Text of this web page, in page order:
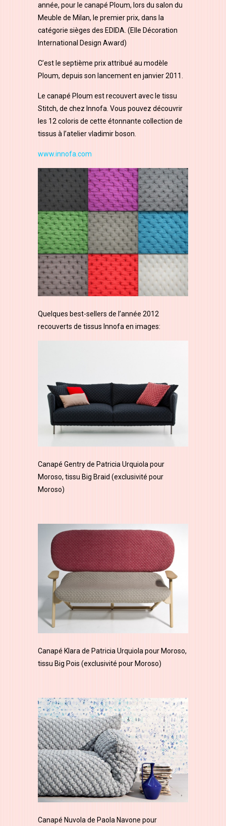
année, pour le canapé Ploum, lors du salon du
Meuble de Milan, le premier prix, dans la
catégorie sièges des EDIDA. (Elle Décoration
International Design Award)
C’est le septième prix attribué au modèle
Ploum, depuis son lancement en janvier 2011.
Le canapé Ploum est recouvert avec le tissu
Stitch, de chez Innofa. Vous pouvez découvrir
les 12 coloris de cette étonnante collection de
tissus à l’atelier vladimir boson.
www.innofa.com
Quelques best-sellers de l’année 2012
recouverts de tissus Innofa en images:
Canapé Gentry de Patricia Urquiola pour
Moroso, tissu Big Braid (exclusivité pour
Moroso)
Canapé Klara de Patricia Urquiola pour Moroso,
tissu Big Pois (exclusivité pour Moroso)
Canapé Nuvola de Paola Navone pour